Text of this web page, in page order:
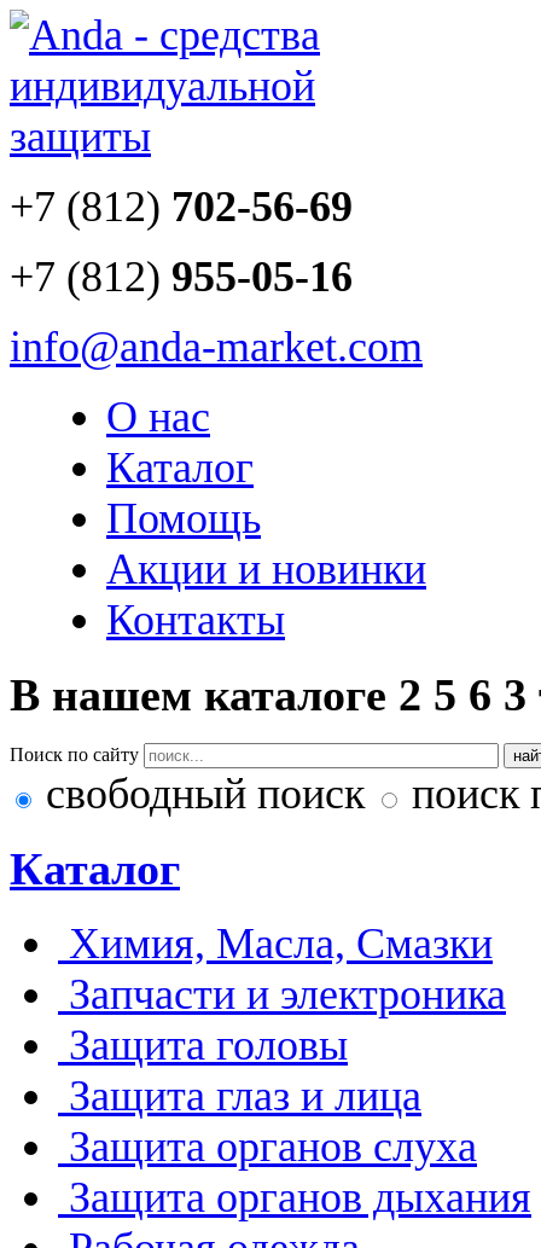
+7 (812) 702-56-69
+7 (812) 955-05-16
info@anda-market.com
О нас
Каталог
Помощь
Акции и новинки
Контакты
В нашем каталоге 2 5 6 3
Поиск по сайту
свободный поиск поиск
Каталог
Химия, Масла, Смазки
Запчасти и электроника
Защита головы
Защита глаз и лица
Защита органов слуха
Защита органов дыхания